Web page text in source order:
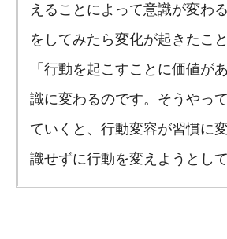
えることによって意識が変わ
をしてみたら変化が起きたこ
「行動を起こすことに価値が
識に変わるのです。そうやっ
ていくと、行動変容が習慣に
識せずに行動を変えようとし